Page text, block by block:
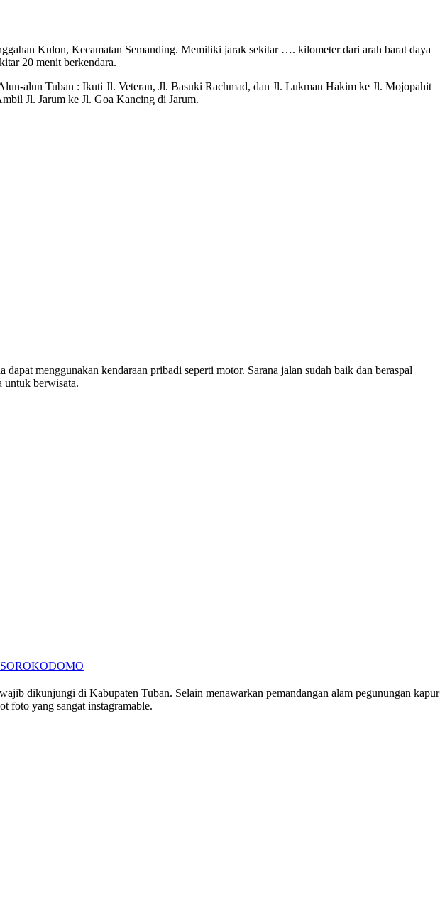
Kulon, Kecamatan Semanding. Memiliki jarak sekitar …. kilometer dari arah barat daya
20 menit berkendara.
alun Tuban : Ikuti Jl. Veteran, Jl. Basuki Rachmad, dan Jl. Lukman Hakim ke Jl. Mojopahit
Jl. Jarum ke Jl. Goa Kancing di Jarum.
menggunakan kendaraan pribadi seperti motor. Sarana jalan sudah baik dan beraspal
untuk berwisata.
SOROKODOMO
dikunjungi di Kabupaten Tuban. Selain menawarkan pemandangan alam pegunungan kapur
foto yang sangat instagramable.